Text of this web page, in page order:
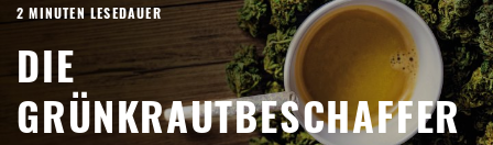
2 MINUTEN LESEDAUER
DIE
GRÜNKRAUTBESCHAFFER